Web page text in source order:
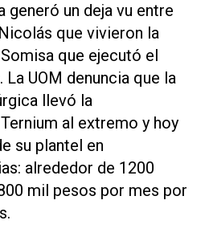
un deja vu entre
que vivieron la
que ejecutó el
UOM denuncia que la
llevó la
al extremo y hoy
su plantel en
alrededor de 1200
mil pesos por mes por